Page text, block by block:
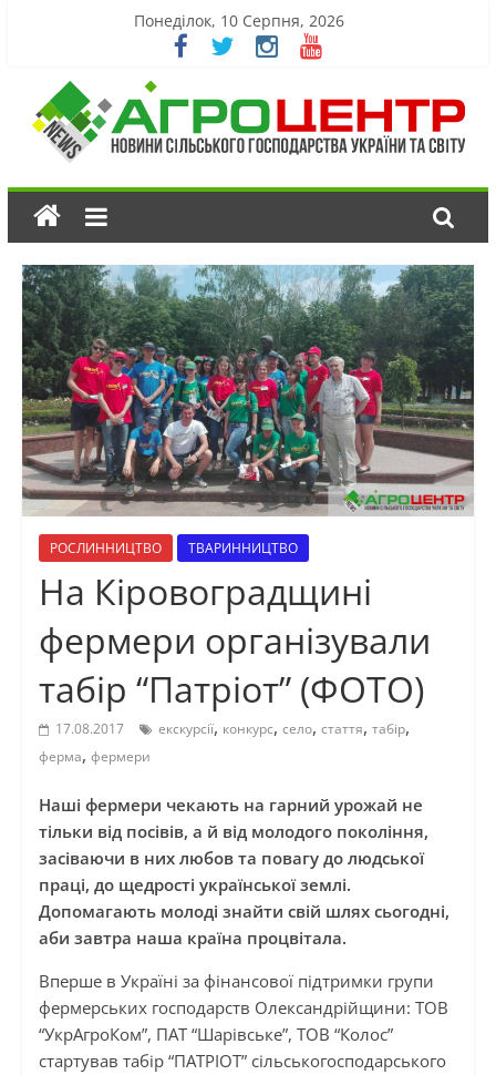
Понеділок, 10 Серпня, 2026
РОСЛИННИЦТВО ТВАРИННИЦТВО
На Кіровоградщині
фермери організували
табір “Патріот” (ФОТО)
17.08.2017 екскурсії, конкурс, село, стаття, табір,
ферма, фермери
Наші фермери чекають на гарний урожай не
тільки від посівів, а й від молодого покоління,
засіваючи в них любов та повагу до людської
праці, до щедрості української землі.
Допомагають молоді знайти свій шлях сьогодні,
аби завтра наша країна процвітала.
Вперше в Україні за фінансової підтримки групи
фермерських господарств Олександрійщини: ТОВ
“УкрАгроКом”, ПАТ “Шарівське”, ТОВ “Колос”
стартував табір “ПАТРІОТ” сільськогосподарського